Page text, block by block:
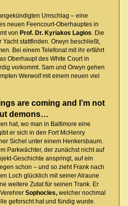
Umschlag – eine
neuen Feencourt-Oberhauptes in
von Prof. Dr. Kyriakos Lagios. Die
stattfinden. Orwyn beschließt,
Bei einem Telefonat mit ihr erfährt
Oberhaupt des White Court in
vorkommt. Sam und Orwyn gehen
Werwolf mit einem neuen viel
are coming and I’m not
demons…
hat, wo man in Baltimore eine
er sich in den Fort McHenry
Sichel unter einem Henkersbaum.
Parkwächter, der zunächst nicht auf
Geschichte anspringt, auf ein
schon – und so zieht Frank nach
Loch glücklich mit seiner Alraune
weitere Zutat für seinen Trank. Er
Sophocles,welcher nochmal
geforscht hat und fündig wurde.